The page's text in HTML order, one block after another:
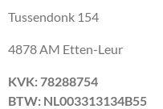
Tussendonk 154
4878 AM Etten-Leur
KVK: 78288754
BTW: NL003313134B55